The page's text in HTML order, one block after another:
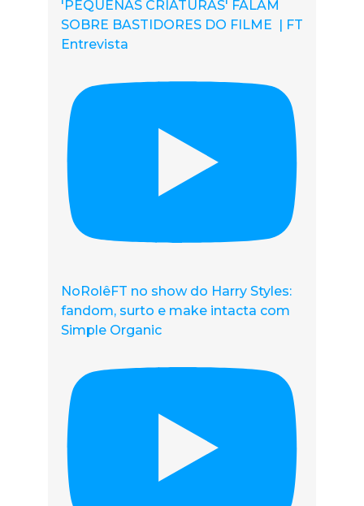
'PEQUENAS CRIATURAS' FALAM
SOBRE BASTIDORES DO FILME | FT
Entrevista
NoRolêFT no show do Harry Styles:
fandom, surto e make intacta com
Simple Organic